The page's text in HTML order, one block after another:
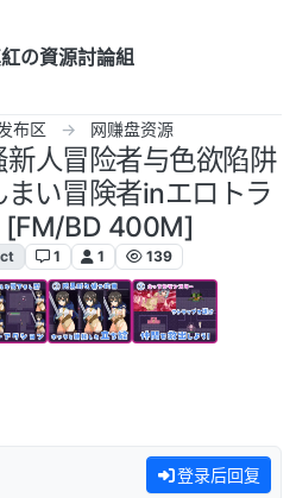
の資源討論組
布区 网赚盘资源
人冒险者与色欲陷阱
い冒険者inエロトラ
[FM/BD 400M]
1 1 139
登录后回复